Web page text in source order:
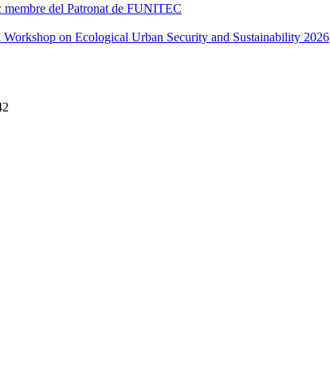
membre del Patronat de FUNITEC
on Ecological Urban Security and Sustainability 2026